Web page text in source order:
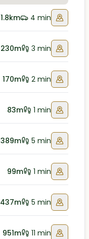
1.8km 4 min
230m 3 min
170m 2 min
83m 1 min
389m 5 min
99m 1 min
437m 5 min
951m 11 min